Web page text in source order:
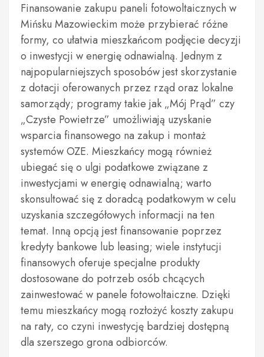
Finansowanie zakupu paneli fotowoltaicznych w
Mińsku Mazowieckim może przybierać różne
formy, co ułatwia mieszkańcom podjęcie decyzji
o inwestycji w energię odnawialną. Jednym z
najpopularniejszych sposobów jest skorzystanie
z dotacji oferowanych przez rząd oraz lokalne
samorządy; programy takie jak „Mój Prąd” czy
„Czyste Powietrze” umożliwiają uzyskanie
wsparcia finansowego na zakup i montaż
systemów OZE. Mieszkańcy mogą również
ubiegać się o ulgi podatkowe związane z
inwestycjami w energię odnawialną; warto
skonsultować się z doradcą podatkowym w celu
uzyskania szczegółowych informacji na ten
temat. Inną opcją jest finansowanie poprzez
kredyty bankowe lub leasing; wiele instytucji
finansowych oferuje specjalne produkty
dostosowane do potrzeb osób chcących
zainwestować w panele fotowoltaiczne. Dzięki
temu mieszkańcy mogą rozłożyć koszty zakupu
na raty, co czyni inwestycję bardziej dostępną
dla szerszego grona odbiorców.